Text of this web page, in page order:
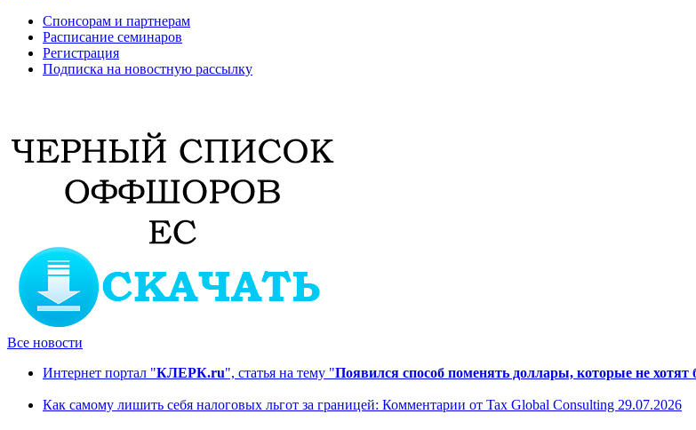
Спонсорам и партнерам
Расписание семинаров
Регистрация
Подписка на новостную рассылку
Все новости
Интернет портал "КЛЕРК.ru", статья на тему "Появился способ поменять доллары, которые не
Как самому лишить себя налоговых льгот за границей: Комментарии от Tax Global Consulting 29.07.2026